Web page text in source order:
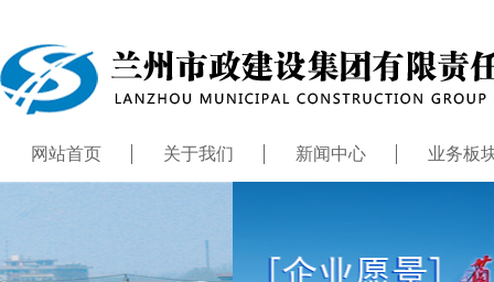
网站首页 关于我们 新闻中心 业务板